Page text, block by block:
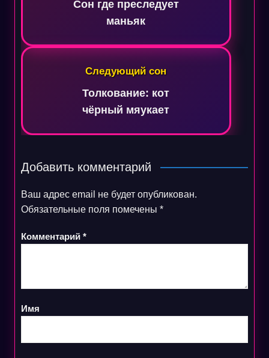
Сон где преследует
маньяк
Следующий сон
Толкование: кот
чёрный мяукает
Добавить комментарий
Ваш адрес email не будет опубликован.
Обязательные поля помечены *
Комментарий *
Имя